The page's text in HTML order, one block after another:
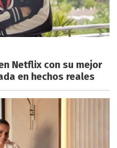
Netflix con su mejor
en hechos reales